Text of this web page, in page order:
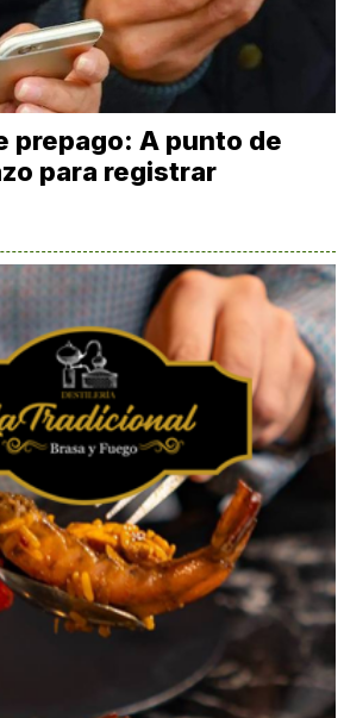
prepago: A punto de
para registrar